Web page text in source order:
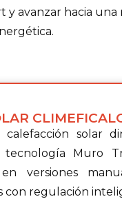
y avanzar hacia una
calefacción solar
tecnología Muro
versiones
con regulación